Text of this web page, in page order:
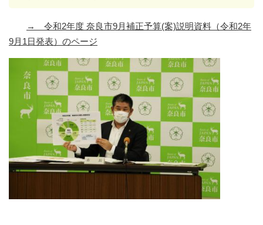
→ 令和2年度 奈良市9月補正予算(案)説明資料（令和2年
9月1日発表）のページ